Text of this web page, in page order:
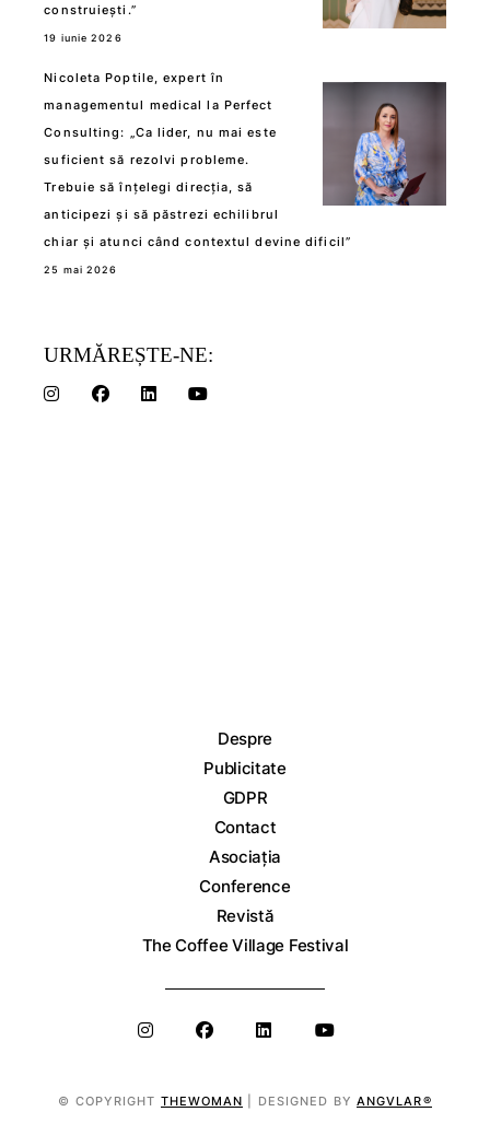
construiești.”
19 iunie 2026
Nicoleta Poptile, expert în
managementul medical la Perfect
Consulting: „Ca lider, nu mai este
suficient să rezolvi probleme.
Trebuie să înțelegi direcția, să
anticipezi și să păstrezi echilibrul
chiar și atunci când contextul devine dificil”
25 mai 2026
URMĂREȘTE-NE:
Despre
Publicitate
GDPR
Contact
Asociația
Conference
Revistă
The Coffee Village Festival
© COPYRIGHT THEWOMAN | DESIGNED BY ANGVLAR®